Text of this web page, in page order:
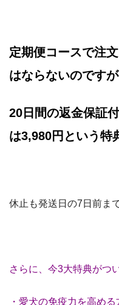
定期便コースで注
はならないのですが
20日間の返金保証
は3,980円という特
休止も発送日の7日前ま
さらに、今3大特典がつ
・愛犬の免疫力を高める